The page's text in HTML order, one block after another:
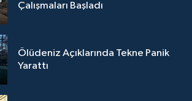
Çalışmaları Başladı
Ölüdeniz Açıklarında Tekne Panik
Yarattı